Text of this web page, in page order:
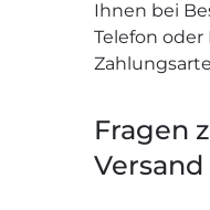
Ihnen bei
Telefon oder
Fragen
Versand